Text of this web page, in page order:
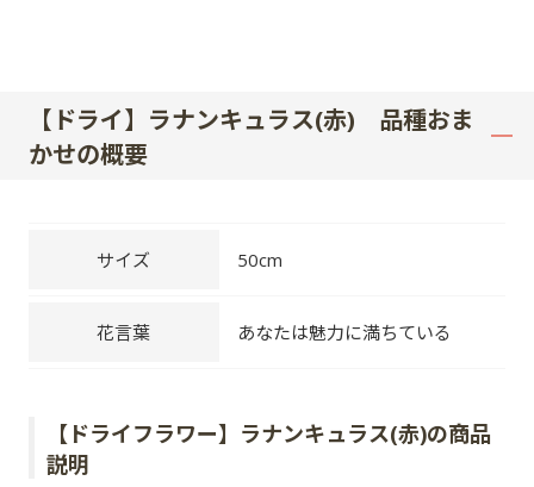
【ドライ】ラナンキュラス(赤) 品種おま
かせの概要
サイズ 50cm
花言葉 あなたは魅力に満ちている
【ドライフラワー】ラナンキュラス(赤)の商品
説明